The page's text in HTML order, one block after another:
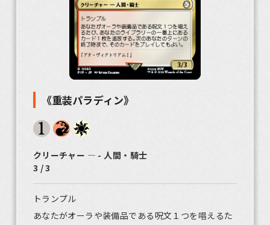
《重装パラディン》
クリーチャー ― - 人間・騎士
3 / 3
トランプル
あなたがオーラや装備品である呪文１つを唱えるた